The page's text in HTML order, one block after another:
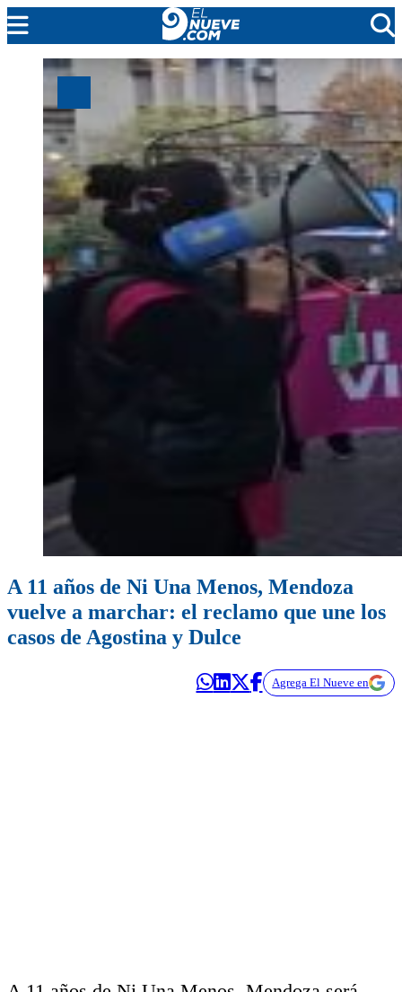
CADA DÍA
ARGENTINA
NOTICIERO 9
PROTAGONISTAS
EL NUEVE STREAMS
PROGRAMACIÓN
EN VIVO
A 11 años de Ni Una Menos, Mendoza
vuelve a marchar: el reclamo que une los
casos de Agostina y Dulce
Agrega El Nueve en